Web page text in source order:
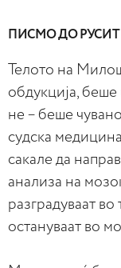
ПИСМО ДО
Телото на
обдукција,
не – беше
судска
сакале да
анализа на
разградуваат
остануваат во